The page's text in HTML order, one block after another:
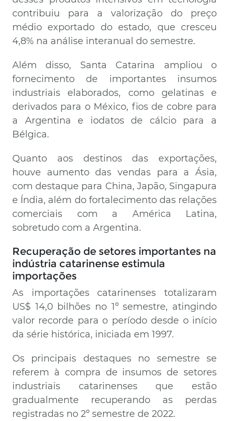
contribuiu para a valorização do preço
médio exportado do estado, que cresceu
4,8% na análise interanual do semestre.
Além disso, Santa Catarina ampliou o
fornecimento de importantes insumos
industriais elaborados, como gelatinas e
derivados para o México, fios de cobre para
a Argentina e iodatos de cálcio para a
Bélgica.
Quanto aos destinos das exportações,
houve aumento das vendas para a Ásia,
com destaque para China, Japão, Singapura
e Índia, além do fortalecimento das relações
comerciais com a América Latina,
sobretudo com a Argentina.
Recuperação de setores importantes na
indústria catarinense estimula
importações
As importações catarinenses totalizaram
US$ 14,0 bilhões no 1º semestre, atingindo
valor recorde para o período desde o início
da série histórica, iniciada em 1997.
Os principais destaques no semestre se
referem à compra de insumos de setores
industriais catarinenses que estão
gradualmente recuperando as perdas
registradas no 2º semestre de 2022.